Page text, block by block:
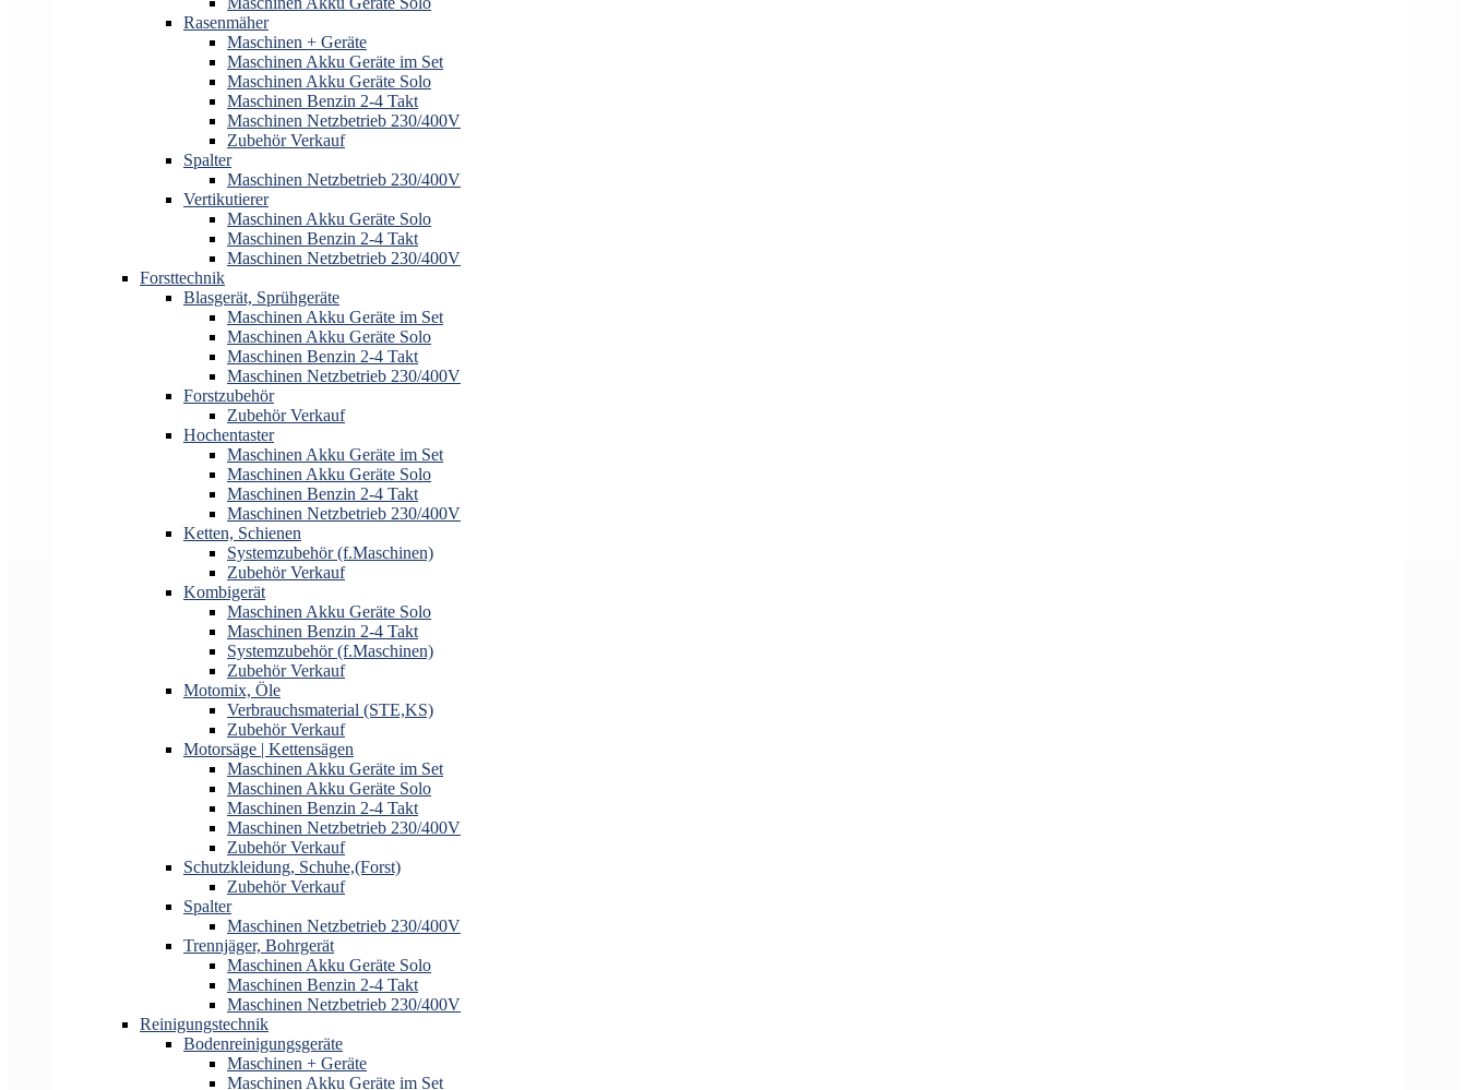
Rasenmäher
Maschinen + Geräte
Maschinen Akku Geräte im Set
Maschinen Akku Geräte Solo
Maschinen Benzin 2-4 Takt
Maschinen Netzbetrieb 230/400V
Zubehör Verkauf
Spalter
Maschinen Netzbetrieb 230/400V
Vertikutierer
Maschinen Akku Geräte Solo
Maschinen Benzin 2-4 Takt
Maschinen Netzbetrieb 230/400V
Forsttechnik
Blasgerät, Sprühgeräte
Maschinen Akku Geräte im Set
Maschinen Akku Geräte Solo
Maschinen Benzin 2-4 Takt
Maschinen Netzbetrieb 230/400V
Forstzubehör
Zubehör Verkauf
Hochentaster
Maschinen Akku Geräte im Set
Maschinen Akku Geräte Solo
Maschinen Benzin 2-4 Takt
Maschinen Netzbetrieb 230/400V
Ketten, Schienen
Systemzubehör (f.Maschinen)
Zubehör Verkauf
Kombigerät
Maschinen Akku Geräte Solo
Maschinen Benzin 2-4 Takt
Systemzubehör (f.Maschinen)
Zubehör Verkauf
Motomix, Öle
Verbrauchsmaterial (STE,KS)
Zubehör Verkauf
Motorsäge | Kettensägen
Maschinen Akku Geräte im Set
Maschinen Akku Geräte Solo
Maschinen Benzin 2-4 Takt
Maschinen Netzbetrieb 230/400V
Zubehör Verkauf
Schutzkleidung, Schuhe,(Forst)
Zubehör Verkauf
Spalter
Maschinen Netzbetrieb 230/400V
Trennjäger, Bohrgerät
Maschinen Akku Geräte Solo
Maschinen Benzin 2-4 Takt
Maschinen Netzbetrieb 230/400V
Reinigungstechnik
Bodenreinigungsgeräte
Maschinen + Geräte
Maschinen Akku Geräte im Set